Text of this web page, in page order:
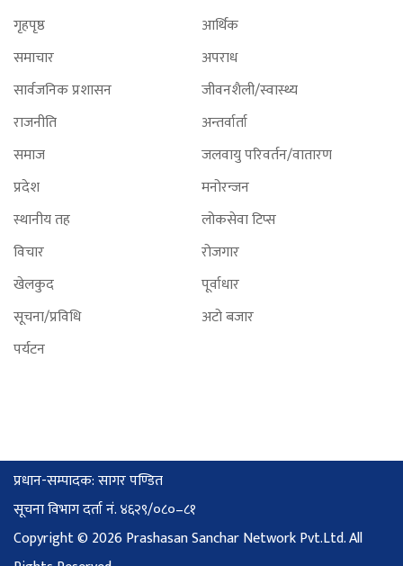
गृहपृष्ठ
समाचार
सार्वजनिक प्रशासन
राजनीति
समाज
प्रदेश
स्थानीय तह
विचार
खेलकुद
सूचना/प्रविधि
पर्यटन
आर्थिक
अपराध
जीवनशैली/स्वास्थ्य
अन्तर्वार्ता
जलवायु परिवर्तन/वातारण
मनोरन्जन
लोकसेवा टिप्स
रोजगार
पूर्वाधार
अटो बजार
प्रधान-सम्पादक: सागर पण्डित
सूचना विभाग दर्ता नं. ४६२९/०८०–८१
Copyright © 2026 Prashasan Sanchar Network Pvt.Ltd. All